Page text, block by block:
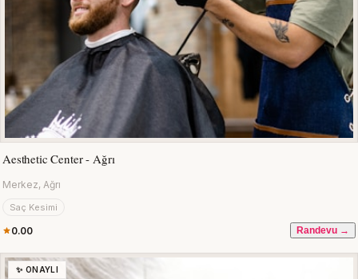
Aesthetic Center - Ağrı
Merkez, Ağrı
Saç Kesimi
0.00 Randevu →
✨ ONAYLI